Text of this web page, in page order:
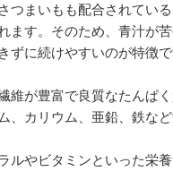
つまいもも配合されてい
ます。そのため、青汁が
ずに続けやすいのが特徴で
維が豊富で良質なたんぱ
、カリウム、亜鉛、鉄な
ルやビタミンといった栄